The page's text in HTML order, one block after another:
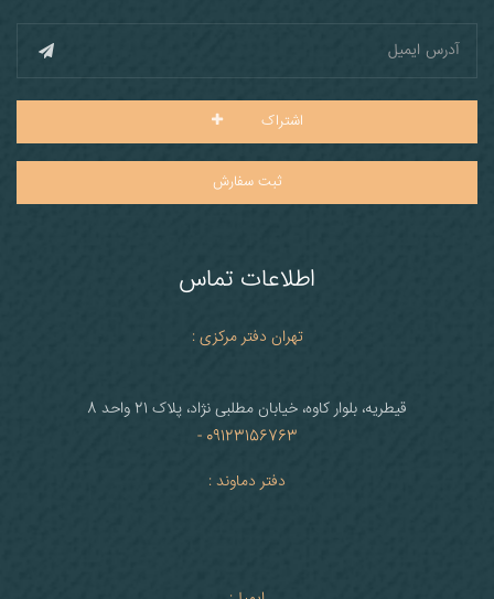
اشتراک
ثبت سفارش
اطلاعات تماس
تهران دفتر مرکزی :
قیطریه، بلوار کاوه، خیابان مطلبی نژاد، پلاک 21 واحد 8
09123156763 -
دفتر دماوند :